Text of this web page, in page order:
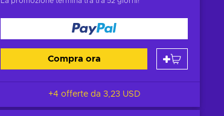
Compra ora
+4 offerte da 3,23 USD